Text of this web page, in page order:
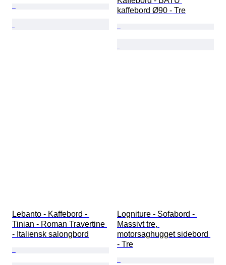
kaffebord Ø90 - Tre
Lebanto - Kaffebord -
Tinian - Roman Travertine
- Italiensk salongbord
Logniture - Sofabord -
Massivt tre,
motorsaghugget sidebord
- Tre